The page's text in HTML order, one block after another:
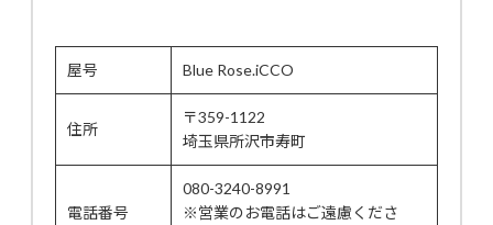
屋号 Blue Rose.iCCO
住所
〒359-1122
埼玉県所沢市寿町
電話番号
080-3240-8991
※営業のお電話はご遠慮くださ